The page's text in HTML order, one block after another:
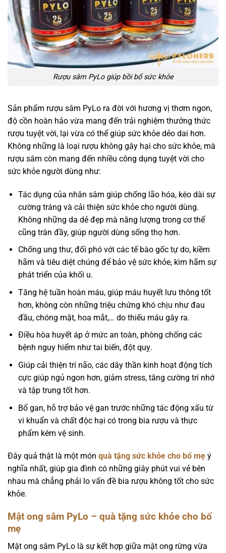
Rượu sâm PyLo giúp bồi bổ sức khỏe
Sản phẩm rượu sâm PyLo ra đời với hương vị thơm ngon,
độ cồn hoàn hảo vừa mang đến trải nghiệm thưởng thức
rượu tuyệt vời, lại vừa có thể giúp sức khỏe dẻo dai hơn.
Không những là loại rượu không gây hại cho sức khỏe, mà
rượu sâm còn mang đến nhiều công dụng tuyệt vời cho
sức khỏe người dùng như:
Tác dụng của nhân sâm giúp chống lão hóa, kéo dài sự
cường tráng và cải thiện sức khỏe cho người dùng.
Không những da dẻ đẹp mà năng lượng trong cơ thể
cũng tràn đầy, giúp người dùng sống thọ hơn.
Chống ung thư, đối phó với các tế bào gốc tự do, kiềm
hãm và tiêu diệt chúng để bảo vệ sức khỏe, kìm hãm sự
phát triển của khối u.
Tăng hệ tuần hoàn máu, giúp máu huyết lưu thông tốt
hơn, không còn những triệu chứng khó chịu như đau
đầu, chóng mặt, hoa mắt,… do thiếu máu gây ra.
Điều hòa huyết áp ở mức an toàn, phòng chống các
bệnh nguy hiểm như tai biến, đột quỵ.
Giúp cải thiện trí não, các dây thần kinh hoạt động tích
cực giúp ngủ ngon hơn, giảm stress, tăng cường trí nhớ
và tập trung tốt hơn.
Bổ gan, hỗ trợ bảo vệ gan trước những tác động xấu từ
vi khuẩn và chất độc hại có trong bia rượu và thực
phẩm kém vệ sinh.
Đây quả thật là một món quà tặng sức khỏe cho bố mẹ ý
nghĩa nhất, giúp gia đình có những giây phút vui vẻ bên
nhau mà chẳng phải lo vấn đề bia rượu không tốt cho sức
khỏe.
Mật ong sâm PyLo – quà tặng sức khỏe cho bố
mẹ
Mật ong sâm PyLo là sự kết hợp giữa mật ong rừng vừa